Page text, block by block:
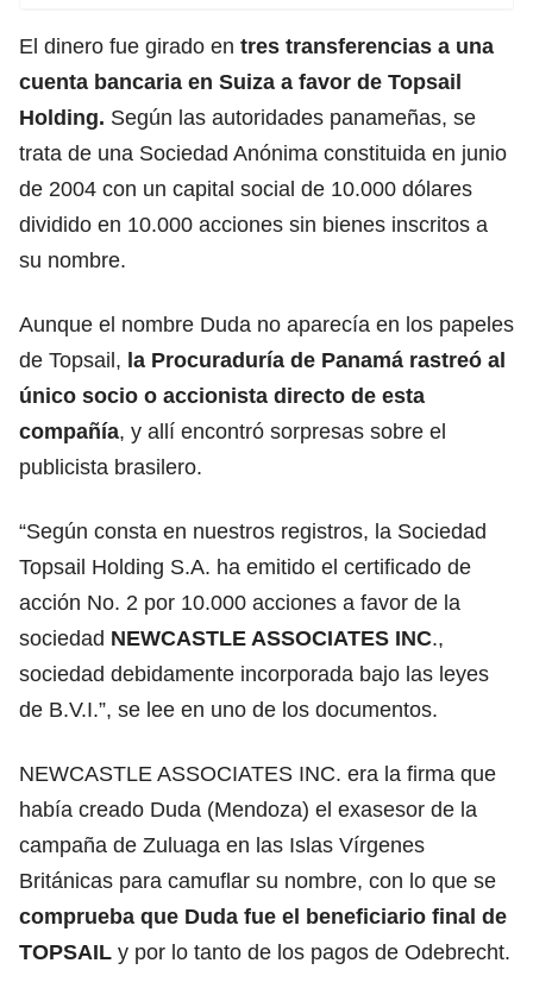
El dinero fue girado en tres transferencias a una
cuenta bancaria en Suiza a favor de Topsail
Holding. Según las autoridades panameñas, se
trata de una Sociedad Anónima constituida en junio
de 2004 con un capital social de 10.000 dólares
dividido en 10.000 acciones sin bienes inscritos a
su nombre.
Aunque el nombre Duda no aparecía en los papeles
de Topsail, la Procuraduría de Panamá rastreó al
único socio o accionista directo de esta
compañía, y allí encontró sorpresas sobre el
publicista brasilero.
“Según consta en nuestros registros, la Sociedad
Topsail Holding S.A. ha emitido el certificado de
acción No. 2 por 10.000 acciones a favor de la
sociedad NEWCASTLE ASSOCIATES INC.,
sociedad debidamente incorporada bajo las leyes
de B.V.I.”, se lee en uno de los documentos.
NEWCASTLE ASSOCIATES INC. era la firma que
había creado Duda (Mendoza) el exasesor de la
campaña de Zuluaga en las Islas Vírgenes
Británicas para camuflar su nombre, con lo que se
comprueba que Duda fue el beneficiario final de
TOPSAIL y por lo tanto de los pagos de Odebrecht.